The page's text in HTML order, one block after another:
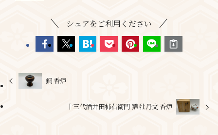
シェアをご利用ください
銅 香炉
十三代酒井田柿右衛門 錦 牡丹文 香炉